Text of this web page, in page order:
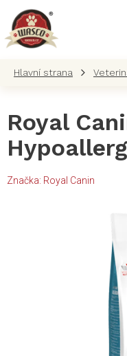
obsah
Royal
Značka: Royal Canin